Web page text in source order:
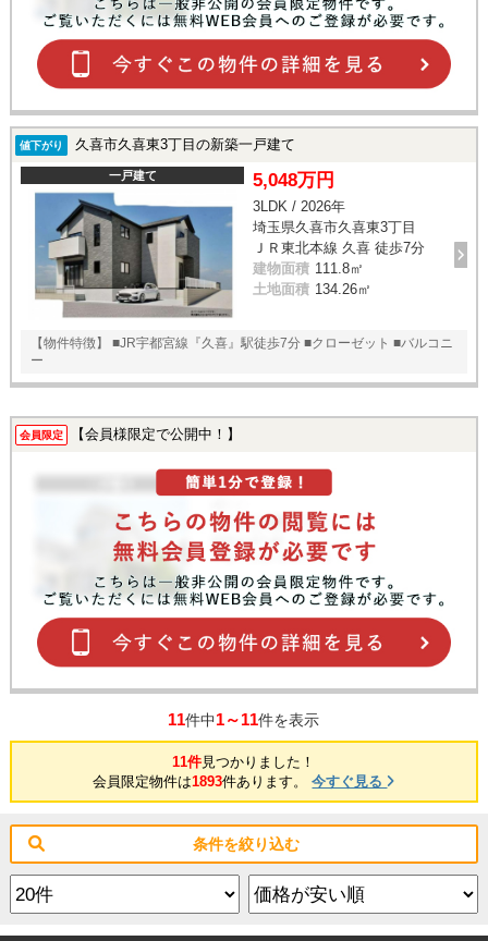
値下がり 久喜市久喜東3丁目の新築一戸建て
一戸建て 5,048万円
3LDK / 2026年
埼玉県久喜市久喜東3丁目
ＪＲ東北本線 久喜 徒歩7分
建物面積 111.8㎡
土地面積 134.26㎡
【物件特徴】 ■JR宇都宮線『久喜』駅徒歩7分 ■クローゼット ■バルコニ
ー
会員限定 【会員様限定で公開中！】
11件中1～11件を表示
11件見つかりました！
会員限定物件は1893件あります。今すぐ見る
条件を絞り込む